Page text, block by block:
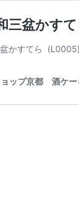
盆かすて
かすてら
ョップ京都 酒ケー